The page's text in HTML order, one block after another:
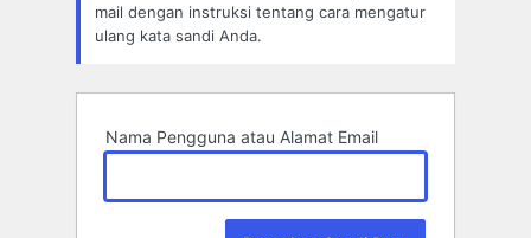
mail dengan instruksi tentang cara mengatur
ulang kata sandi Anda.
Nama Pengguna atau Alamat Email